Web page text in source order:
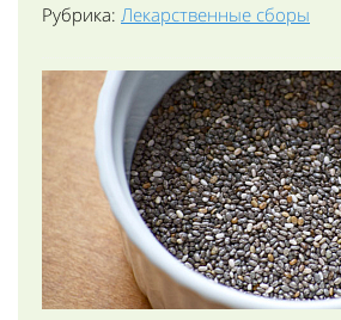
Рубрика: Лекарственные сборы